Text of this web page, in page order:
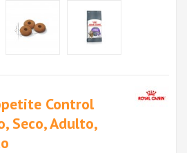
Control
Seco, Adulto,